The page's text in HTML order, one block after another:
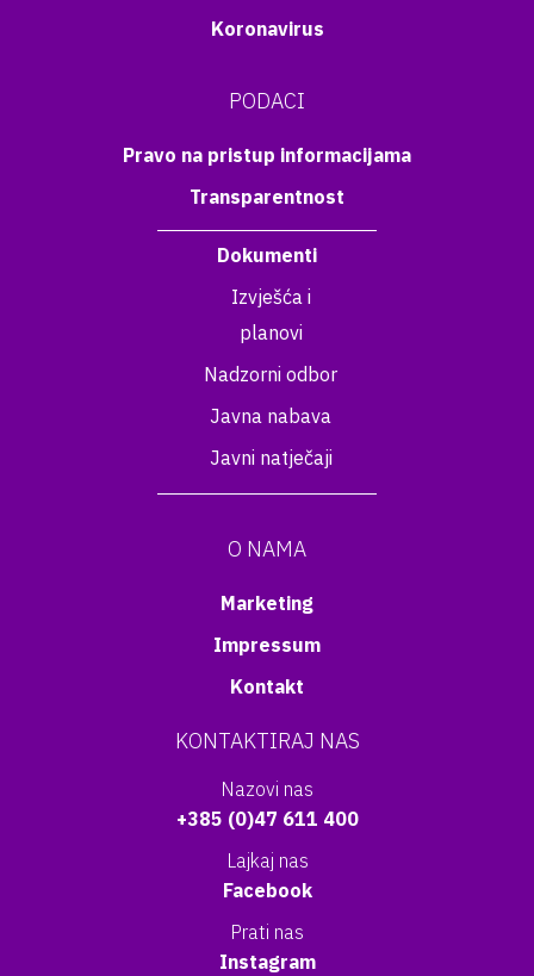
Koronavirus
PODACI
Pravo na pristup informacijama
Transparentnost
Dokumenti
Izvješća i
planovi
Nadzorni odbor
Javna nabava
Javni natječaji
O NAMA
Marketing
Impressum
Kontakt
KONTAKTIRAJ NAS
Nazovi nas
+385 (0)47 611 400
Lajkaj nas
Facebook
Prati nas
Instagram